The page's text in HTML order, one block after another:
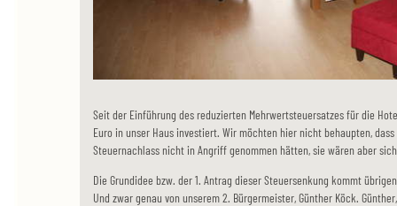
Seit der Einführung des reduzierten Mehrwertsteuersatzes für die
Euro in unser Haus investiert. Wir möchten hier nicht behaupten,
Steuernachlass nicht in Angriff genommen hätten, sie wären aber
Die Grundidee bzw. der 1. Antrag dieser Steuersenkung kommt
Und zwar genau von unserem 2. Bürgermeister, Günther Köck.